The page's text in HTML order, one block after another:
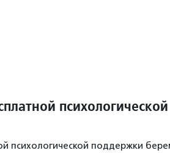
психологической
психологической поддержки